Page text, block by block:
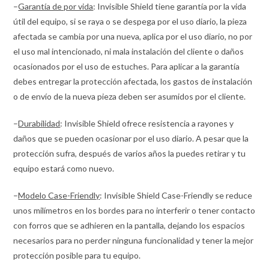
–Garantía de por vida: Invisible Shield tiene garantía por la vida
útil del equipo, si se raya o se despega por el uso diario, la pieza
afectada se cambia por una nueva, aplica por el uso diario, no por
el uso mal intencionado, ni mala instalación del cliente o daños
ocasionados por el uso de estuches. Para aplicar a la garantía
debes entregar la protección afectada, los gastos de instalación
o de envío de la nueva pieza deben ser asumidos por el cliente.
–Durabilidad: Invisible Shield ofrece resistencia a rayones y
daños que se pueden ocasionar por el uso diario. A pesar que la
protección sufra, después de varios años la puedes retirar y tu
equipo estará como nuevo.
–Modelo Case-Friendly: Invisible Shield Case-Friendly se reduce
unos milímetros en los bordes para no interferir o tener contacto
con forros que se adhieren en la pantalla, dejando los espacios
necesarios para no perder ninguna funcionalidad y tener la mejor
protección posible para tu equipo.